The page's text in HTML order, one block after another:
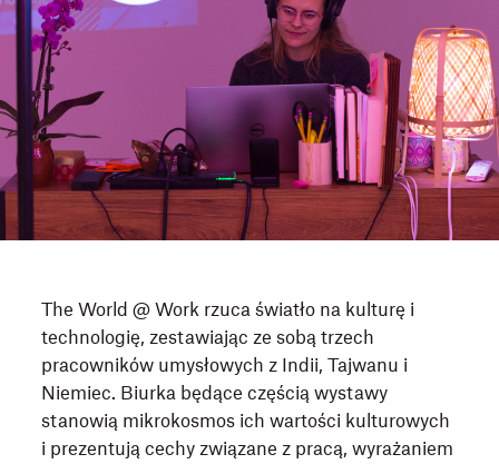
The World @ Work rzuca światło na kulturę i
technologię, zestawiając ze sobą trzech
pracowników umysłowych z Indii, Tajwanu i
Niemiec. Biurka będące częścią wystawy
stanowią mikrokosmos ich wartości kulturowych
i prezentują cechy związane z pracą, wyrażaniem